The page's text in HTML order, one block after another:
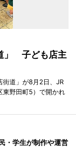
」 子ども店主
街道」が8月2日、JR
東野田町5）で開かれ
・学生が制作や運営